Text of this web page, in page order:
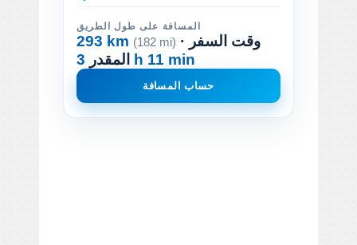
المسافة على طول الطريق
293 km (182 mi) · وقت السفر
المقدر 3 h 11 min
حساب المسافة